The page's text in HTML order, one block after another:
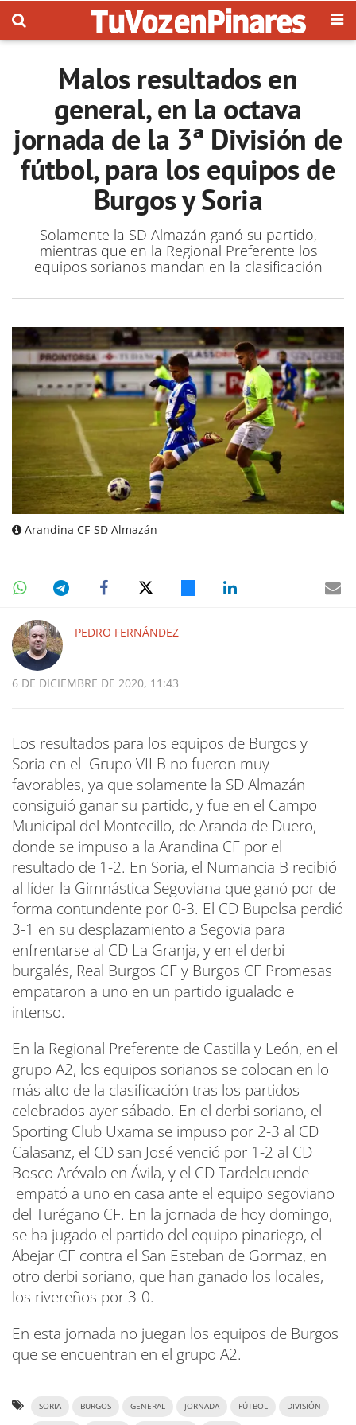
Malos resultados en
general, en la octava
jornada de la 3ª División de
fútbol, para los equipos de
Burgos y Soria
Solamente la SD Almazán ganó su partido,
mientras que en la Regional Preferente los
equipos sorianos mandan en la clasificación
Arandina CF-SD Almazán
PEDRO FERNÁNDEZ
6 DE DICIEMBRE DE 2020, 11:43
Los resultados para los equipos de Burgos y
Soria en el Grupo VII B no fueron muy
favorables, ya que solamente la SD Almazán
consiguió ganar su partido, y fue en el Campo
Municipal del Montecillo, de Aranda de Duero,
donde se impuso a la Arandina CF por el
resultado de 1-2. En Soria, el Numancia B recibió
al líder la Gimnástica Segoviana que ganó por de
forma contundente por 0-3. El CD Bupolsa perdió
3-1 en su desplazamiento a Segovia para
enfrentarse al CD La Granja, y en el derbi
burgalés, Real Burgos CF y Burgos CF Promesas
empataron a uno en un partido igualado e
intenso.
En la Regional Preferente de Castilla y León, en el
grupo A2, los equipos sorianos se colocan en lo
más alto de la clasificación tras los partidos
celebrados ayer sábado. En el derbi soriano, el
Sporting Club Uxama se impuso por 2-3 al CD
Calasanz, el CD san José venció por 1-2 al CD
Bosco Arévalo en Ávila, y el CD Tardelcuende
empató a uno en casa ante el equipo segoviano
del Turégano CF. En la jornada de hoy domingo,
se ha jugado el partido del equipo pinariego, el
Abejar CF contra el San Esteban de Gormaz, en
otro derbi soriano, que han ganado los locales,
los rivereños por 3-0.
En esta jornada no juegan los equipos de Burgos
que se encuentran en el grupo A2.
SORIA BURGOS GENERAL JORNADA FÚTBOL DIVISIÓN